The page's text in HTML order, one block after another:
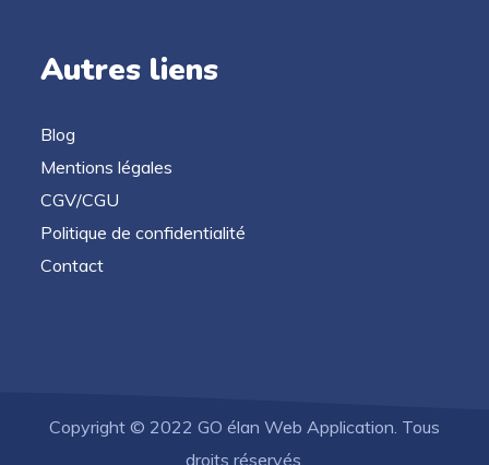
Autres liens
Blog
Mentions légales
CGV/CGU
Politique de confidentialité
Contact
Copyright © 2022 GO élan Web Application. Tous
droits réservés.